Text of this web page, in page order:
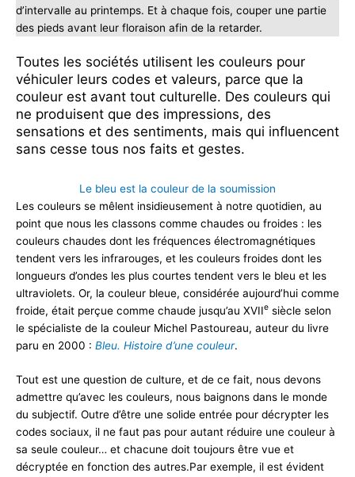
d’intervalle au printemps. Et à chaque fois, couper une partie
des pieds avant leur floraison afin de la retarder.
Toutes les sociétés utilisent les couleurs pour
véhiculer leurs codes et valeurs, parce que la
couleur est avant tout culturelle. Des couleurs qui
ne produisent que des impressions, des
sensations et des sentiments, mais qui influencent
sans cesse tous nos faits et gestes.
Le bleu est la couleur de la soumission
Les couleurs se mêlent insidieusement à notre quotidien, au
point que nous les classons comme chaudes ou froides : les
couleurs chaudes dont les fréquences électromagnétiques
tendent vers les infrarouges, et les couleurs froides dont les
longueurs d’ondes les plus courtes tendent vers le bleu et les
ultraviolets. Or, la couleur bleue, considérée aujourd’hui comme
froide, était perçue comme chaude jusqu’au XVIIe siècle selon
le spécialiste de la couleur Michel Pastoureau, auteur du livre
paru en 2000 : Bleu. Histoire d’une couleur.
Tout est une question de culture, et de ce fait, nous devons
admettre qu’avec les couleurs, nous baignons dans le monde
du subjectif. Outre d’être une solide entrée pour décrypter les
codes sociaux, il ne faut pas pour autant réduire une couleur à
sa seule couleur… et chacune doit toujours être vue et
décryptée en fonction des autres.Par exemple, il est évident